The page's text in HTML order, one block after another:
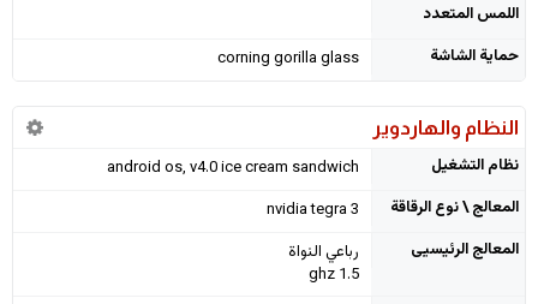
اللمس المتعدد
حماية الشاشة
corning gorilla glass
النظام والهاردوير
نظام التشغيل
android os, v4.0 ice cream sandwich
المعالج \ نوع الرقاقة
nvidia tegra 3
المعالج الرئيسيى
رباعي النواة
1.5 ghz